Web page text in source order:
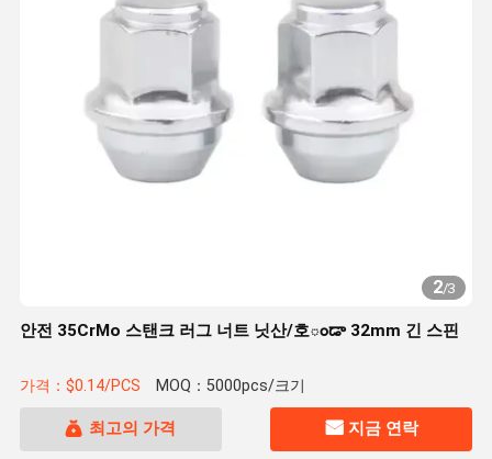
2/3
안전 35CrMo 스탠크 러그 너트 닛산/호ండా 32mm 긴 스핀
가격：$0.14/PCS MOQ：5000pcs/크기
최고의 가격 지금 연락